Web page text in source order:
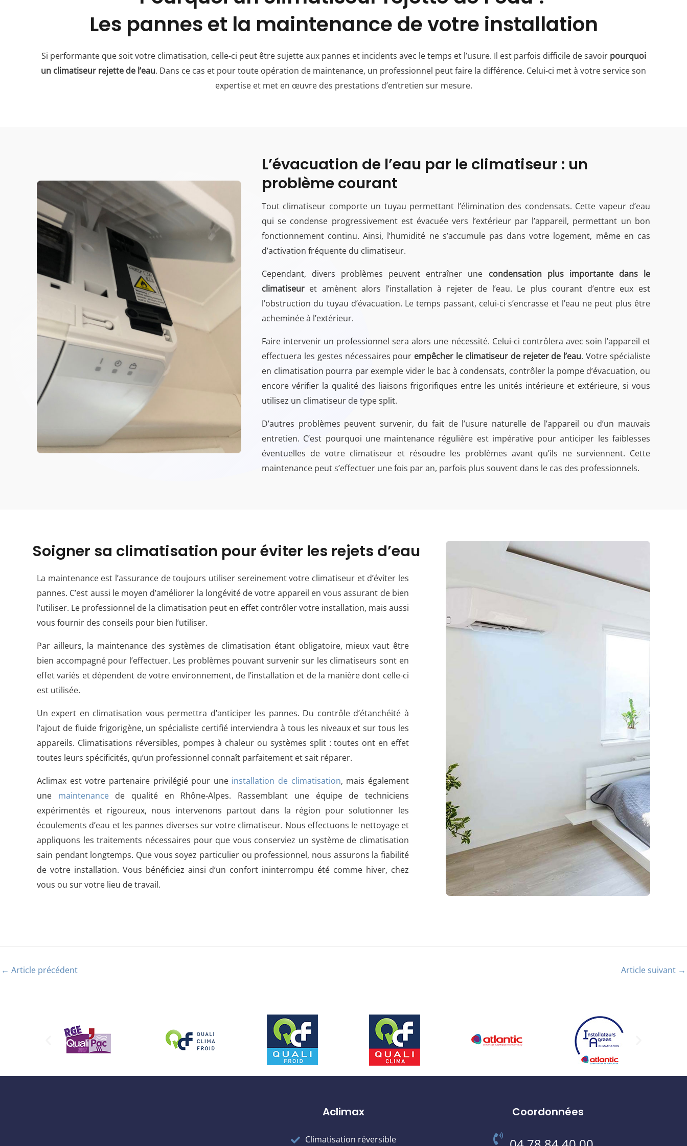
Les pannes et la maintenance de votre installation
Si performante que soit votre climatisation, celle-ci peut être sujette aux pannes et incidents avec le temps et l’usure. Il est parfois difficile de savoir pourquoi
un climatiseur rejette de l’eau. Dans ce cas et pour toute opération de maintenance, un professionnel peut faire la différence. Celui-ci met à votre service son
expertise et met en œuvre des prestations d’entretien sur mesure.
L’évacuation de l’eau par le climatiseur : un
problème courant
Tout climatiseur comporte un tuyau permettant l’élimination des condensats. Cette vapeur d’eau
qui se condense progressivement est évacuée vers l’extérieur par l’appareil, permettant un bon
fonctionnement continu. Ainsi, l’humidité ne s’accumule pas dans votre logement, même en cas
d’activation fréquente du climatiseur.
Cependant, divers problèmes peuvent entraîner une condensation plus importante dans le
climatiseuret amènent alors l’installation à rejeter de l’eau. Le plus courant d’entre eux est
l’obstruction du tuyau d’évacuation. Le temps passant, celui-ci s’encrasse et l’eau ne peut plus être
acheminée à l’extérieur.
Faire intervenir un professionnel sera alors une nécessité. Celui-ci contrôlera avec soin l’appareil et
effectuera les gestes nécessaires pour empêcher le climatiseur de rejeter de l’eau. Votre spécialiste
en climatisation pourra par exemple vider le bac à condensats, contrôler la pompe d’évacuation, ou
encore vérifier la qualité des liaisons frigorifiques entre les unités intérieure et extérieure, si vous
utilisez un climatiseur de type split.
D’autres problèmes peuvent survenir, du fait de l’usure naturelle de l’appareil ou d’un mauvais
entretien. C’est pourquoi une maintenance régulière est impérative pour anticiper les faiblesses
éventuelles de votre climatiseur et résoudre les problèmes avant qu’ils ne surviennent. Cette
maintenance peut s’effectuer une fois par an, parfois plus souvent dans le cas des professionnels.
Soigner sa climatisation pour éviter les rejets d’eau
La maintenance est l’assurance de toujours utiliser sereinement votre climatiseur et d’éviter les
pannes. C’est aussi le moyen d’améliorer la longévité de votre appareil en vous assurant de bien
l’utiliser. Le professionnel de la climatisation peut en effet contrôler votre installation, mais aussi
vous fournir des conseils pour bien l’utiliser.
Par ailleurs, la maintenance des systèmes de climatisation étant obligatoire, mieux vaut être
bien accompagné pour l’effectuer. Les problèmes pouvant survenir sur les climatiseurs sont en
effet variés et dépendent de votre environnement, de l’installation et de la manière dont celle-ci
est utilisée.
Un expert en climatisation vous permettra d’anticiper les pannes. Du contrôle d’étanchéité à
l’ajout de fluide frigorigène, un spécialiste certifié interviendra à tous les niveaux et sur tous les
appareils. Climatisations réversibles, pompes à chaleur ou systèmes split : toutes ont en effet
toutes leurs spécificités, qu’un professionnel connaît parfaitement et sait réparer.
Aclimax est votre partenaire privilégié pour une installation de climatisation, mais également
une maintenancede qualité en Rhône-Alpes. Rassemblant une équipe de techniciens
expérimentés et rigoureux, nous intervenons partout dans la région pour solutionner les
écoulements d’eau et les pannes diverses sur votre climatiseur. Nous effectuons le nettoyage et
appliquons les traitements nécessaires pour que vous conserviez un système de climatisation
sain pendant longtemps. Que vous soyez particulier ou professionnel, nous assurons la fiabilité
de votre installation. Vous bénéficiez ainsi d’un confort ininterrompu été comme hiver, chez
vous ou sur votre lieu de travail.
← Article précédent Article suivant →
Aclimax
Climatisation réversible
Coordonnées